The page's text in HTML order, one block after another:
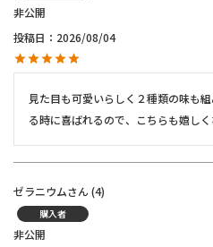
非公開
投稿日
2026/08/04
見た目も可愛いらしく２種類の味も
る時に喜ばれるので、こちらも嬉しく
ゼラニウム 4
購入者
非公開